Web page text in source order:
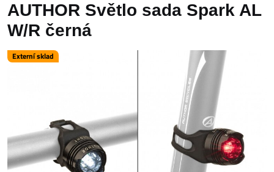
Externí sklad
AUTHOR Světlo sada Spark AL
W/R černá